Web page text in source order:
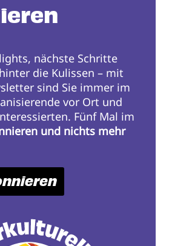
nächste Schritte
die Kulissen – mit
sind Sie immer im
vor Ort und
Fünf Mal im
und nichts mehr